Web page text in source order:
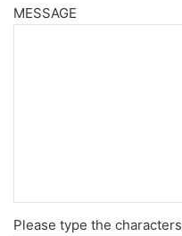
MESSAGE
Please type the characters